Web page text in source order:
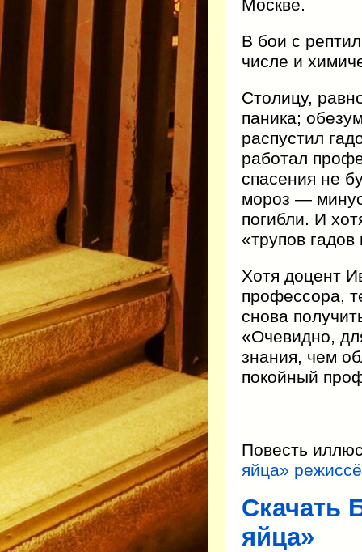
Москве.
В бои с
числе и
Столицу,
паника;
распустил
работал
спасения не
мороз —
погибли. И
«трупов
Хотя доцент
профессора,
снова
«Очевидно,
знания, чем
покойный
Повесть
яйца»
Скачать
яйца»